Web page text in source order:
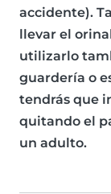
accidente).
llevar el
utilizarlo
guardería o
tendrás que
quitando el
un adulto.